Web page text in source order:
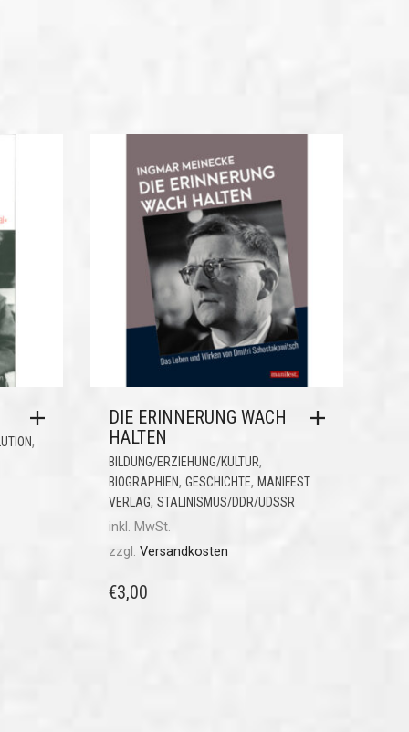
,
DIE ERINNERUNG WACH
HALTEN
BILDUNG/ERZIEHUNG/KULTUR,
BIOGRAPHIEN, GESCHICHTE, MANIFEST
VERLAG, STALINISMUS/DDR/UDSSR
inkl. MwSt.
zzgl. Versandkosten
€3,00